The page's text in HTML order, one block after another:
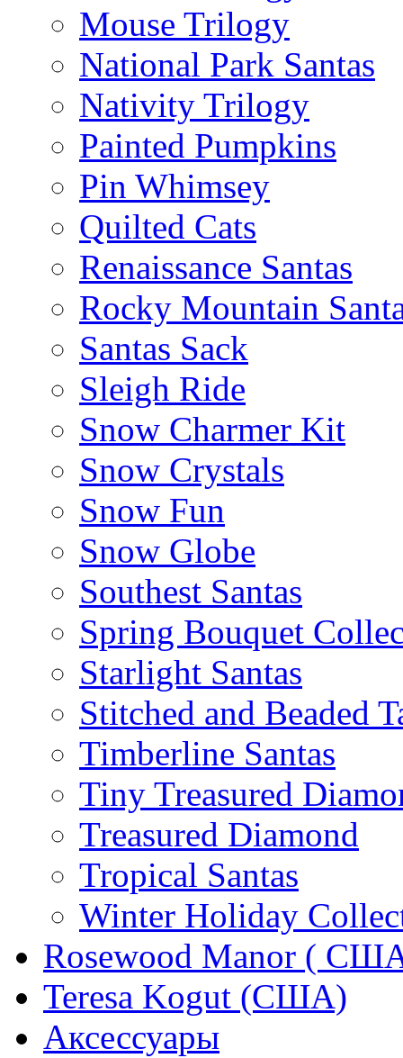
Mouse Trilogy
National Park Santas
Nativity Trilogy
Painted Pumpkins
Pin Whimsey
Quilted Cats
Renaissance Santas
Rocky Mountain
Santas Sack
Sleigh Ride
Snow Charmer Kit
Snow Crystals
Snow Fun
Snow Globe
Southest Santas
Spring Bouquet
Starlight Santas
Stitched and Beaded
Timberline Santas
Tiny Treasured
Treasured Diamond
Tropical Santas
Winter Holiday
Rosewood Manor (
Teresa Kogut (США)
Аксессуары